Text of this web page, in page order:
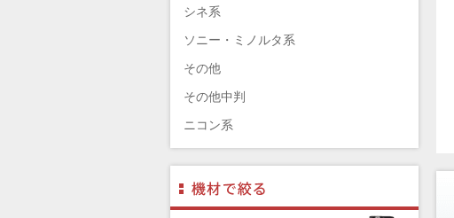
ELECOM（エレコム）
￼EIZO（エイゾ）
edelkrone（エーデンクローン）
Garmin（ガーミン）
Dust-Off（ダストオフ）
DreamMaker（ドリームメーカー）
ー)
シネ系
ソニー・ミノルタ系
その他
その他中判
ニコン系
フジフィルム系
ペンタックス系